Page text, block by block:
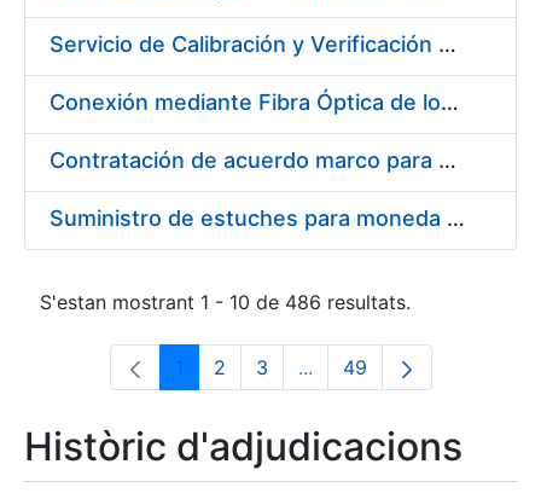
Servicio de Calibración y Verificación Externa de los Equipos de Medición del Servicio de Prevención de la FNMT-RCM
Conexión mediante Fibra Óptica de los Centros de Proceso de Datos (CPDs) de las sedes de la FNMT-RCM de Burgos y Madrid
Contratación de acuerdo marco para el Suministro de Material de Electricidad para la Fábrica Nacional de Moneda y Timbre-Real Casa de la Moneda en su centro de trabajo de Burgos
Suministro de estuches para moneda de 30 €
S'estan mostrant 1 - 10 de 486 resultats.
Pàgina
1 Pàgina
2 Pàgina
3 ...Pàgines intermèdies
Pàgina
49
Històric d'adjudicacions